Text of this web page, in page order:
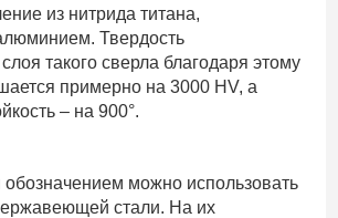
из нитрида титана,
Твердость
такого сверла благодаря этому
примерно на 3000 HV, а
– на 900°.
обозначением можно использовать
стали. На их